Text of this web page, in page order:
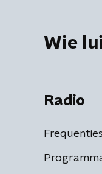
Wie
Radio
Frequenties